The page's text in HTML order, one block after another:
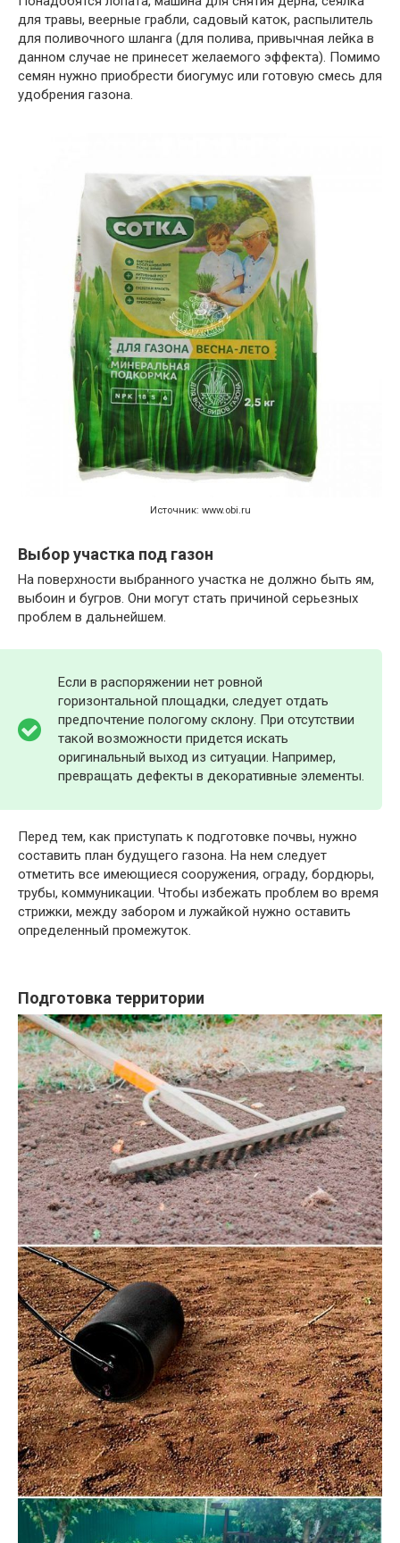
для травы, веерные грабли, садовый каток, распылитель
для поливочного шланга (для полива, привычная лейка в
данном случае не принесет желаемого эффекта). Помимо
семян нужно приобрести биогумус или готовую смесь для
удобрения газона.
Источник: www.obi.ru
Выбор участка под газон
На поверхности выбранного участка не должно быть ям,
выбоин и бугров. Они могут стать причиной серьезных
проблем в дальнейшем.
Если в распоряжении нет ровной
горизонтальной площадки, следует отдать
предпочтение пологому склону. При отсутствии
такой возможности придется искать
оригинальный выход из ситуации. Например,
превращать дефекты в декоративные элементы.
Перед тем, как приступать к подготовке почвы, нужно
составить план будущего газона. На нем следует
отметить все имеющиеся сооружения, ограду, бордюры,
трубы, коммуникации. Чтобы избежать проблем во время
стрижки, между забором и лужайкой нужно оставить
определенный промежуток.
Подготовка территории